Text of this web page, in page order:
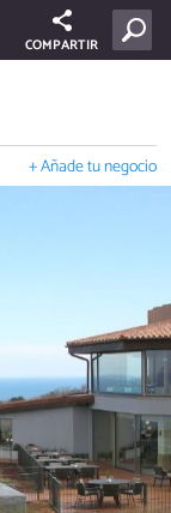
COMPARTIR
+ Añade tu negocio